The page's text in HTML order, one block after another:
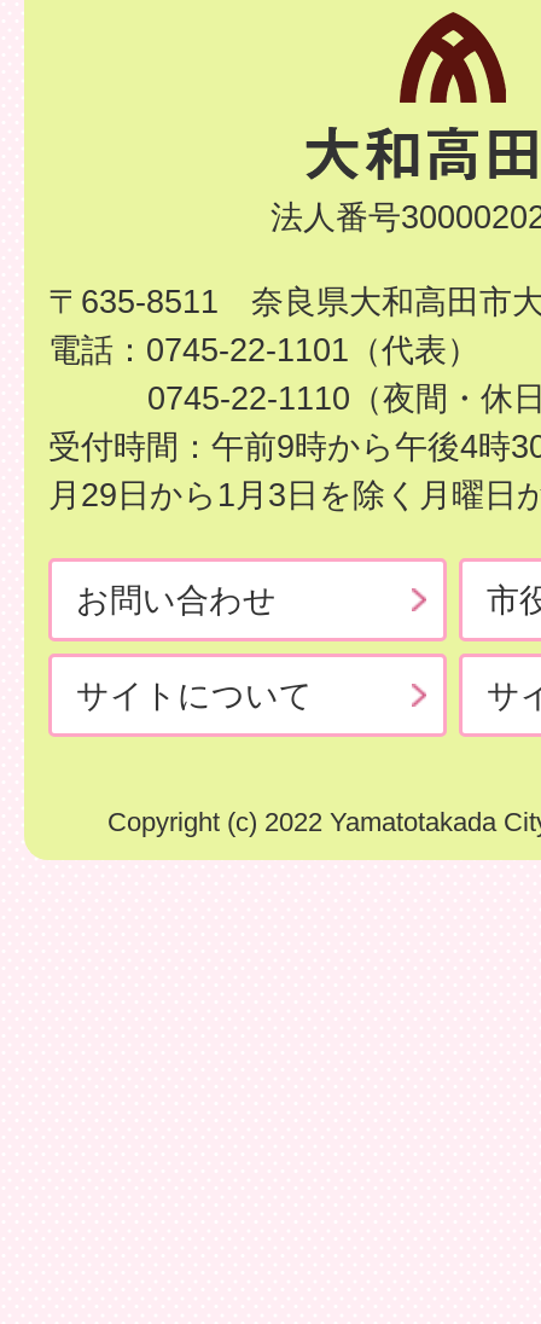
法人番号
〒635-8511 奈良県大和高田市
電話：0745-22-1101（代表）
0745-22-1110（夜間・休
受付時間：午前9時から午後4時
月29日から1月3日を除く月曜日
お問い合わせ 市
サイトについて サ
Copyright (c) 2022 Yamatotakada